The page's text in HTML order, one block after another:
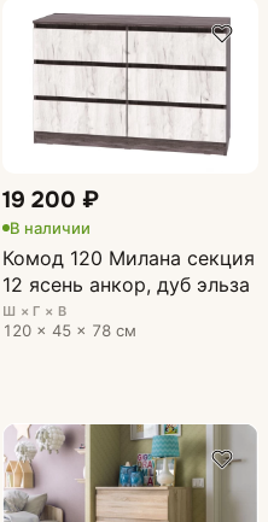
19 200 ₽
В наличии
Комод 120 Милана секция
12 ясень анкор, дуб эльза
Ш × Г × В
120 × 45 × 78 см